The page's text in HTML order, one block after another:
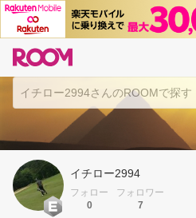
イチロー2994
フォロー
0
フォロワー
7